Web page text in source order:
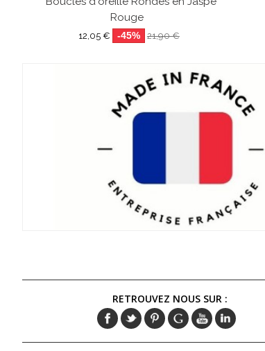
Rouge
12,05 € -45% 21,90 €
RETROUVEZ NOUS SUR :